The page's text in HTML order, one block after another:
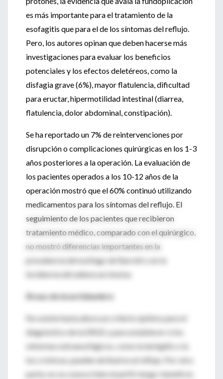
es más importante para el tratamiento de la
esofagitis que para el de los síntomas del reflujo.
Pero, los autores opinan que deben hacerse más
investigaciones para evaluar los beneficios
potenciales y los efectos deletéreos, como la
disfagia grave (6%), mayor flatulencia, dificultad
para eructar, hipermotilidad intestinal (diarrea,
flatulencia, dolor abdominal, constipación).
Se ha reportado un 7% de reintervenciones por
disrupción o complicaciones quirúrgicas en los 1-3
años posteriores a la operación. La evaluación de
los pacientes operados a los 10-12 años de la
operación mostró que el 60% continuó utilizando
medicamentos para los síntomas del reflujo. El
seguimiento de los pacientes que recibieron
tratamiento médico, comparado con el quirúrgico,
no mostró diferencias importantes en la
prevalencia del esófago de Barrett o en la
incidencia del adenocarcinoma.
Áreas de incertidumbre
No existe hasta ahora un criterio óptimo para el
diagnóstico de la ERGE y para establecer si los
síntomas extraesofágicos, como la laringitis o la
tos crónicas, pueden atribuirse al reflujo. Por otra
parte, no se conoce bien el perfil riesgo-beneficio